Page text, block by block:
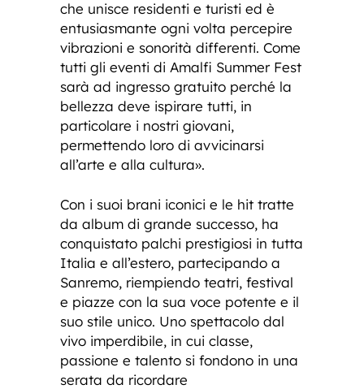
che unisce residenti e turisti ed è
entusiasmante ogni volta percepire
vibrazioni e sonorità differenti. Come
tutti gli eventi di Amalfi Summer Fest
sarà ad ingresso gratuito perché la
bellezza deve ispirare tutti, in
particolare i nostri giovani,
permettendo loro di avvicinarsi
all’arte e alla cultura».
Con i suoi brani iconici e le hit tratte
da album di grande successo, ha
conquistato palchi prestigiosi in tutta
Italia e all’estero, partecipando a
Sanremo, riempiendo teatri, festival
e piazze con la sua voce potente e il
suo stile unico. Uno spettacolo dal
vivo imperdibile, in cui classe,
passione e talento si fondono in una
serata da ricordare